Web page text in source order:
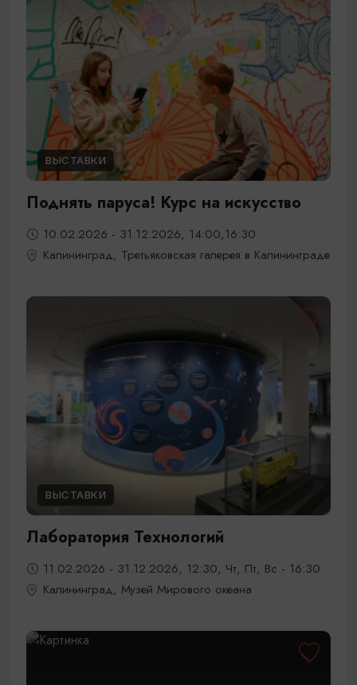
ВЫСТАВКИ
Поднять паруса! Курс на искусство
10.02.2026 - 31.12.2026, 14:00,16:30
Калининград, Третьяковская галерея в Калининграде
ВЫСТАВКИ
Лаборатория Технологий
11.02.2026 - 31.12.2026, 12:30, Чт, Пт, Вс - 16:30
Калининград, Музей Мирового океана